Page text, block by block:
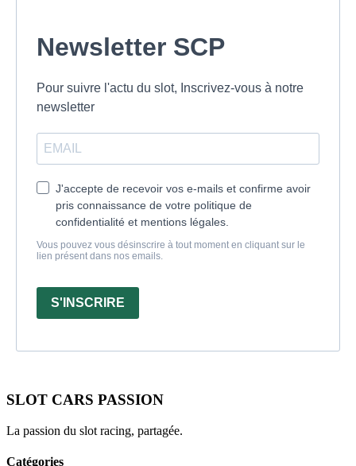
Newsletter SCP
Pour suivre l'actu du slot, Inscrivez-vous à notre
newsletter
J'accepte de recevoir vos e-mails et confirme avoir
pris connaissance de votre politique de
confidentialité et mentions légales.
Vous pouvez vous désinscrire à tout moment en cliquant sur le
lien présent dans nos emails.
S'INSCRIRE
SLOT CARS PASSION
La passion du slot racing, partagée.
Catégories